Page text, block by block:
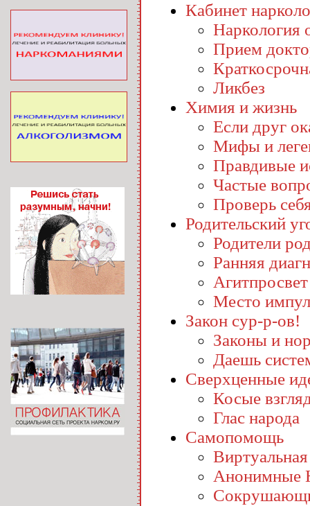
Кабинет
Наркология
Прием
Ликбез
Химия и жизнь
Если друг
Мифы и
Правдивые
Частые
Проверь
Родительский
Родители
Ранняя
Агитпросвет
Место
Закон сур-р-ов!
Законы и
Даешь
Сверхценные
Косые
Глас народа
Самопомощь
Анонимные